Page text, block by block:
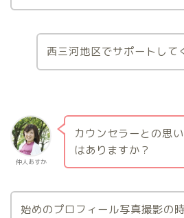
西三河地区でサポートして
仲人あすか
カウンセラーとの思
はありますか？
始めのプロフィール写真撮影の